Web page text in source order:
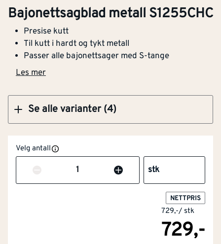
Bajonettsagblad metall S1255CHC
Presise kutt
Til kutt i hardt og tykt metall
Passer alle bajonettsager med S-tange
Les mer
Se alle varianter (4)
Klikk og hent
Velg antall
Antall stk
NETTPRIS
729,-/ stk
729,-